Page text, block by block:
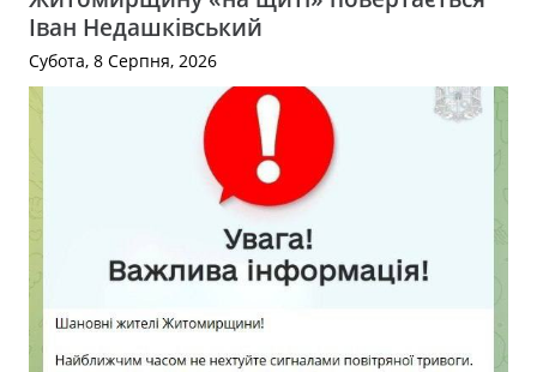
Іван Недашківський
Субота, 8 Серпня, 2026